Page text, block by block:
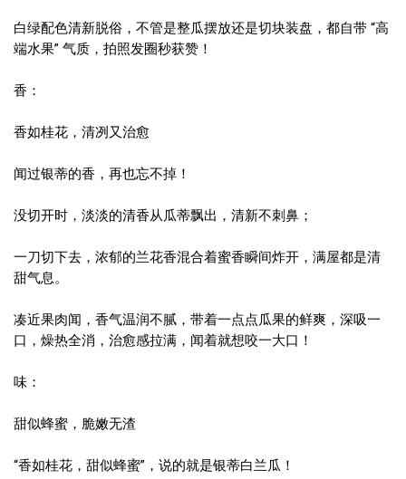
白绿配色清新脱俗，不管是整瓜摆放还是切块装盘，都自带 “高
端水果” 气质，拍照发圈秒获赞！
香：
香如桂花，清冽又治愈
闻过银蒂的香，再也忘不掉！
没切开时，淡淡的清香从瓜蒂飘出，清新不刺鼻；
一刀切下去，浓郁的兰花香混合着蜜香瞬间炸开，满屋都是清
甜气息。
凑近果肉闻，香气温润不腻，带着一点点瓜果的鲜爽，深吸一
口，燥热全消，治愈感拉满，闻着就想咬一大口！
味：
甜似蜂蜜，脆嫩无渣
“香如桂花，甜似蜂蜜”，说的就是银蒂白兰瓜！